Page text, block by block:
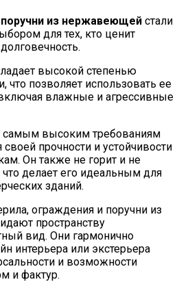
из нержавеющей стали
для тех, кто ценит
высокой степенью
что позволяет использовать ее
влажные и агрессивные
самым высоким требованиям
своей прочности и устойчивости
Он также не горит и не
делает его идеальным для
зданий.
ограждения и поручни из
пространству
вид. Они гармонично
интерьера или экстерьера
и возможности
и фактур.